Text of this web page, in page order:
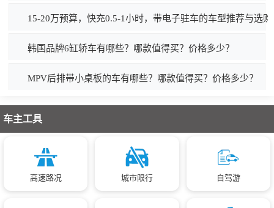
15-20万预算，快充0.5-1小时，带电子驻车的车型推荐与选
韩国品牌6缸轿车有哪些？哪款值得买？价格多少？
MPV后排带小桌板的车有哪些？哪款值得买？价格多少？
车主工具
高速路况 城市限行 自驾游